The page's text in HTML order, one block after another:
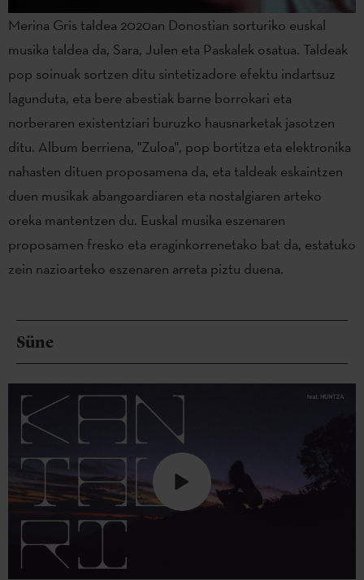
Merina Gris taldea 2020an Donostian sorturiko euskal
musika taldea da, Sara, Julen eta Paskalek osatua. Taldeak
pop soinuak sortzen ditu sintetizadore efektu indartsuz
lagunduta, eta bere abestiak barne borrokari eta
norberaren existentziari buruzko hausnarketak jasotzen
ditu. Album berriena, "Zuloa", pop bortitza eta elektronika
nahasten dituen proposamena da, eta taldeak eskaintzen
duen musikak abangoardiaren eta nostalgiaren arteko
oreka mantentzen du. Euskal musika eszenaren
proposamen fresko eta eraginkorrenetako bat da, estatuko
zein nazioarteko eszenaren arreta piztu duena.
Süne